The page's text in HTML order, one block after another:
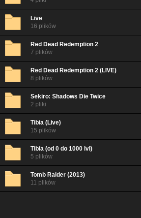
Live
16 plików
Red Dead Redemption 2
7 plików
Red Dead Redemption 2 (LIVE)
8 plików
Sekiro: Shadows Die Twice
2 pliki
Tibia (Live)
15 plików
Tibia (od 0 do 1000 lvl)
5 plików
Tomb Raider (2013)
11 plików